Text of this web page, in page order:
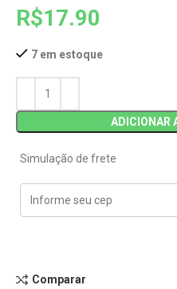
R$17.90
7 em estoque
ADICIONAR
Simulação de frete
Comparar